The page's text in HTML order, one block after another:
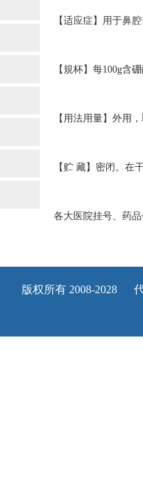
【适应症】用于鼻
【規杯】每100g含
【用法用量】外用
【贮 藏】密闭。在
各大医院挂号、药
版权所有 2008-2028